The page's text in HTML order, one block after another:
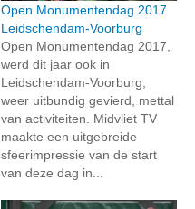
Open Monumentendag 2017
Leidschendam-Voorburg
Open Monumentendag 2017,
werd dit jaar ook in
Leidschendam-Voorburg,
weer uitbundig gevierd, mettal
van activiteiten. Midvliet TV
maakte een uitgebreide
sfeerimpressie van de start
van deze dag in...